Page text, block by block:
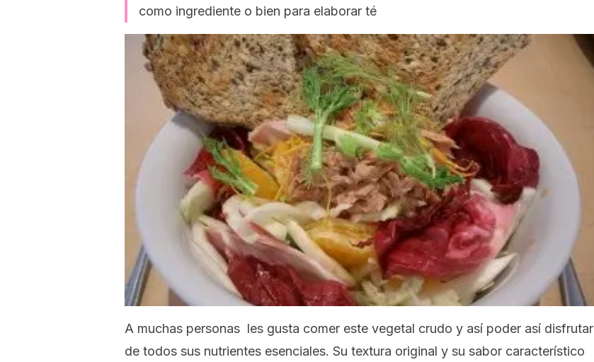
como ingrediente o bien para elaborar té
A muchas personas les gusta comer este vegetal crudo y así poder así disfrutar
de todos sus nutrientes esenciales. Su textura original y su sabor característico